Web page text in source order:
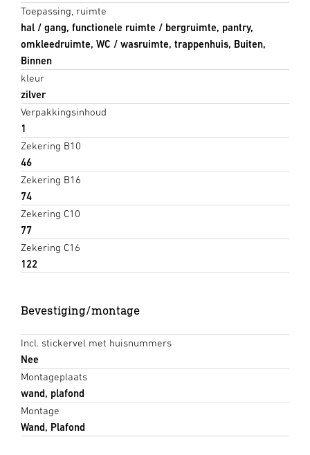
Toepassing, ruimte
hal / gang, functionele ruimte / bergruimte, pantry,
omkleedruimte, WC / wasruimte, trappenhuis, Buiten,
Binnen
kleur
zilver
Verpakkingsinhoud
1
Zekering B10
46
Zekering B16
74
Zekering C10
77
Zekering C16
122
Bevestiging/montage
Incl. stickervel met huisnummers
Nee
Montageplaats
wand, plafond
Montage
Wand, Plafond